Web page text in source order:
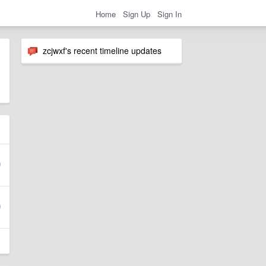
Home Sign Up Sign In
zcjwxf's recent timeline updates